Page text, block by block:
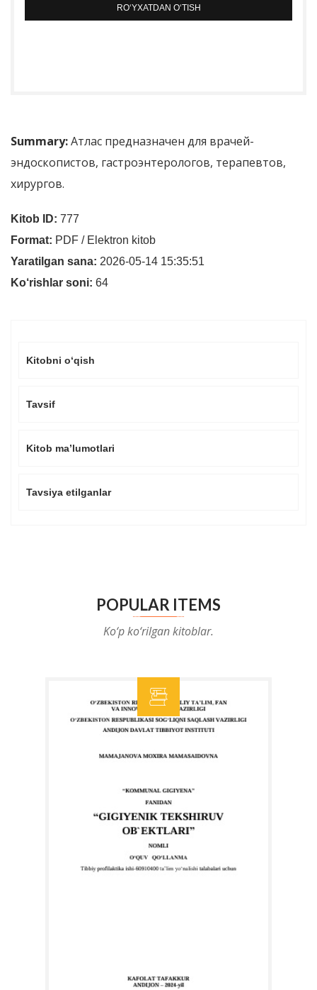
RO‘YXATDAN O‘TISH
Summary:Атлас предназначен для врачей-
эндоскопистов, гастроэнтерологов, терапевтов,
хирургов.
Kitob ID: 777
Format: PDF / Elektron kitob
Yaratilgan sana: 2026-05-14 15:35:51
Ko‘rishlar soni: 64
Kitobni o‘qish
Tavsif
Kitob ma’lumotlari
Tavsiya etilganlar
POPULAR ITEMS
Ko‘p ko‘rilgan kitoblar.